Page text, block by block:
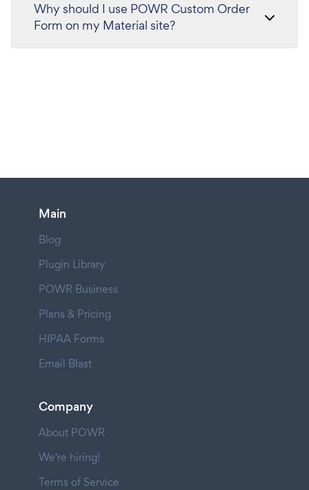
Why should I use POWR Custom Order
Form on my Material site?
Main
Blog
Plugin Library
POWR Business
Plans & Pricing
HIPAA Forms
Email Blast
Company
About POWR
We're hiring!
Terms of Service